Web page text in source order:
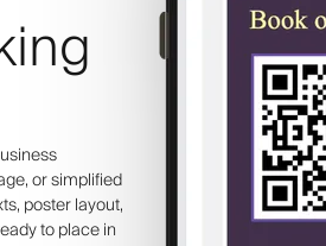
or simplified
poster layout,
to place in